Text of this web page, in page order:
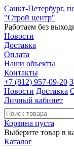
Санкт-Петербург,
"Строй центр"
Работаем без
Новости
Доставка
Оплата
Наши объекты
Контакты
+7 (812) 957-09-20
Новости Доставка
Личный кабинет
Корзина пуста
Выберите товар в
Каталог